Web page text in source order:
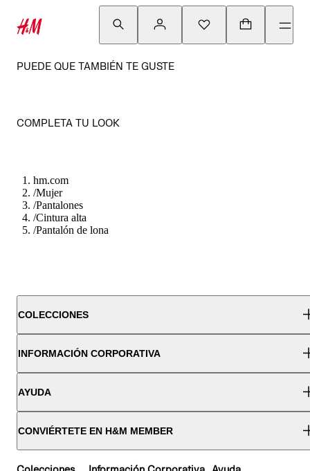
PUEDE QUE TAMBIÉN TE GUSTE
COMPLETA TU LOOK
hm.com
/Mujer
/Pantalones
/Cintura alta
/Pantalón de lona
COLECCIONES
INFORMACIÓN CORPORATIVA
AYUDA
CONVIÉRTETE EN H&M MEMBER